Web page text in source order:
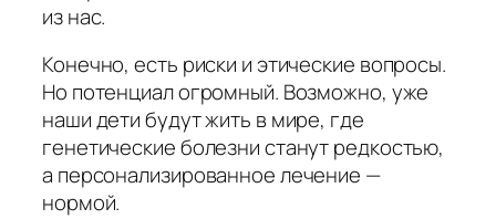
из нас.
Конечно, есть риски и этические вопросы.
Но потенциал огромный. Возможно, уже
наши дети будут жить в мире, где
генетические болезни станут редкостью,
а персонализированное лечение —
нормой.